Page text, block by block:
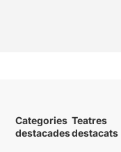
Categories
destacades
Teatres
destacats